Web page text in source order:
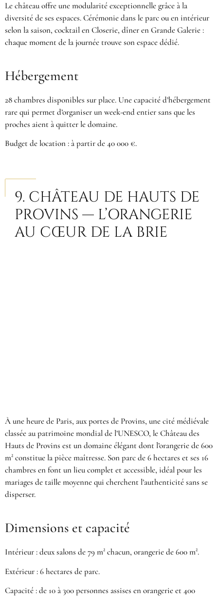
Le château offre une modularité exceptionnelle grâce à la
diversité de ses espaces. Cérémonie dans le parc ou en intérieur
selon la saison, cocktail en Closerie, dîner en Grande Galerie :
chaque moment de la journée trouve son espace dédié.
Hébergement
28 chambres disponibles sur place. Une capacité d’hébergement
rare qui permet d’organiser un week-end entier sans que les
proches aient à quitter le domaine.
Budget de location : à partir de 40 000 €.
9. CHÂTEAU DE HAUTS DE
PROVINS — L’ORANGERIE
AU CŒUR DE LA BRIE
À une heure de Paris, aux portes de Provins, une cité médiévale
classée au patrimoine mondial de l’UNESCO, le Château des
Hauts de Provins est un domaine élégant dont l’orangerie de 600
m² constitue la pièce maîtresse. Son parc de 6 hectares et ses 16
chambres en font un lieu complet et accessible, idéal pour les
mariages de taille moyenne qui cherchent l’authenticité sans se
disperser.
Dimensions et capacité
Intérieur : deux salons de 79 m² chacun, orangerie de 600 m².
Extérieur : 6 hectares de parc.
Capacité : de 10 à 300 personnes assises en orangerie et 400